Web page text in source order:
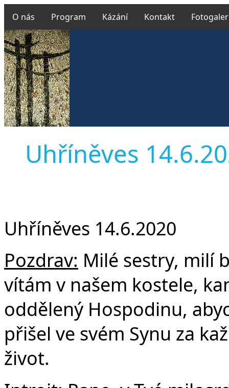
O nás Program Kázání Kontakt
Uhříněves
Uhříněves 14.6.2020
Pozdrav: Milé sestry, milí
vítám v našem kostele,
oddělený Hospodinu,
přišel ve svém Synu za
život.